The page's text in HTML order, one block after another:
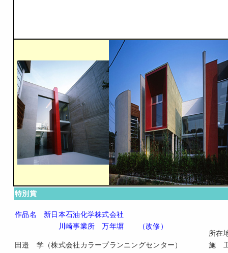
特別賞
作品名 新日本石油化学株式会社
川崎事業所 万年塀 （改修）
田邉 学（株式会社カラープランニングセンター）
所在
施